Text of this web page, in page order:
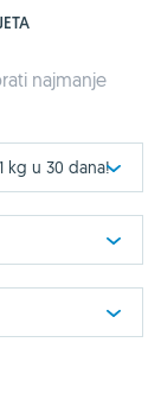
najmanje
kg u 30 dana!